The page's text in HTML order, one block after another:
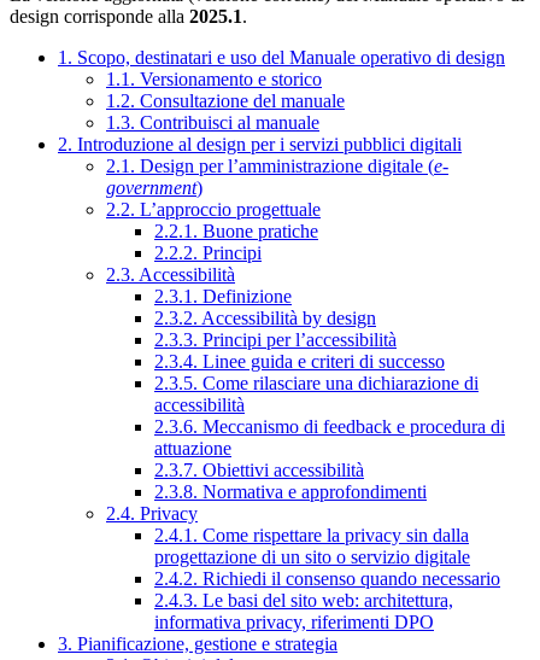
design corrisponde alla 2025.1.
1. Scopo, destinatari e uso del Manuale operativo di design
1.1. Versionamento e storico
1.2. Consultazione del manuale
1.3. Contribuisci al manuale
2. Introduzione al design per i servizi pubblici digitali
2.1. Design per l’amministrazione digitale (e-
government)
2.2. L’approccio progettuale
2.2.1. Buone pratiche
2.2.2. Principi
2.3. Accessibilità
2.3.1. Definizione
2.3.2. Accessibilità by design
2.3.3. Principi per l’accessibilità
2.3.4. Linee guida e criteri di successo
2.3.5. Come rilasciare una dichiarazione di
accessibilità
2.3.6. Meccanismo di feedback e procedura di
attuazione
2.3.7. Obiettivi accessibilità
2.3.8. Normativa e approfondimenti
2.4. Privacy
2.4.1. Come rispettare la privacy sin dalla
progettazione di un sito o servizio digitale
2.4.2. Richiedi il consenso quando necessario
2.4.3. Le basi del sito web: architettura,
informativa privacy, riferimenti DPO
3. Pianificazione, gestione e strategia